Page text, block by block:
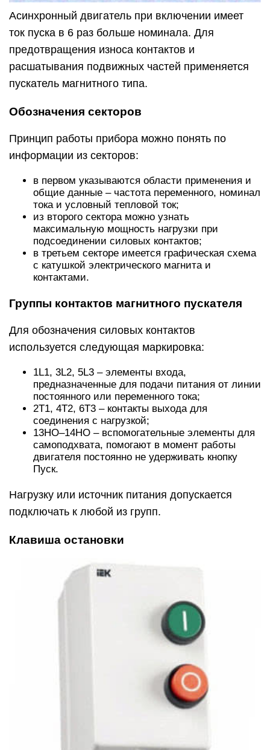
Асинхронный двигатель при включении имеет
ток пуска в 6 раз больше номинала. Для
предотвращения износа контактов и
расшатывания подвижных частей применяется
пускатель магнитного типа.
Обозначения секторов
Принцип работы прибора можно понять по
информации из секторов:
в первом указываются области применения и
общие данные – частота переменного, номинал
тока и условный тепловой ток;
из второго сектора можно узнать
максимальную мощность нагрузки при
подсоединении силовых контактов;
в третьем секторе имеется графическая схема
с катушкой электрического магнита и
контактами.
Группы контактов магнитного пускателя
Для обозначения силовых контактов
используется следующая маркировка:
1L1, 3L2, 5L3 – элементы входа,
предназначенные для подачи питания от линии
постоянного или переменного тока;
2Т1, 4Т2, 6Т3 – контакты выхода для
соединения с нагрузкой;
13НО–14НО – вспомогательные элементы для
самоподхвата, помогают в момент работы
двигателя постоянно не удерживать кнопку
Пуск.
Нагрузку или источник питания допускается
подключать к любой из групп.
Клавиша остановки